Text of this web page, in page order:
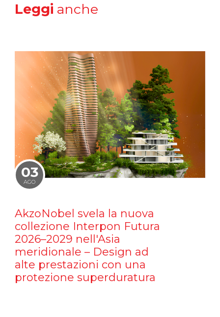
Leggi anche
03
AGO
AkzoNobel svela la nuova
collezione Interpon Futura
2026–2029 nell'Asia
meridionale – Design ad
alte prestazioni con una
protezione superduratura